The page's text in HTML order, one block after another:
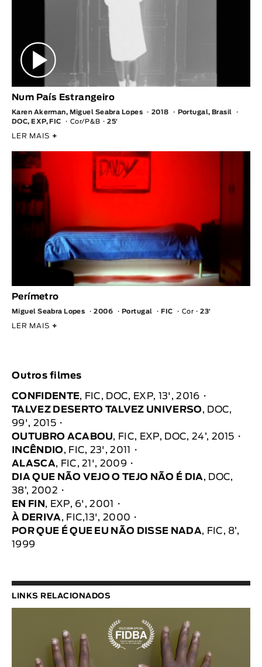
Num País Estrangeiro
Karen Akerman, Miguel Seabra Lopes 2018
Portugal, Brasil
DOC, EXP, FIC
Cor/P&B 25′
LER MAIS +
Perímetro
Miguel Seabra Lopes 2006 Portugal FIC Cor 23′
LER MAIS +
Outros filmes
CONFIDENTE, FIC, DOC, EXP, 13', 2016
TALVEZ DESERTO TALVEZ UNIVERSO, DOC,
99', 2015
OUTUBRO ACABOU, FIC, EXP, DOC, 24’, 2015
INCÊNDIO, FIC, 23', 2011
ALASCA, FIC, 21', 2009
DIA QUE NÃO VEJO O TEJO NÃO É DIA, DOC,
38’, 2002
EN FIN , EXP, 6', 2001
À DERIVA, FIC,13', 2000
POR QUE É QUE EU NÃO DISSE NADA, FIC, 8’,
1999
LINKS RELACIONADOS